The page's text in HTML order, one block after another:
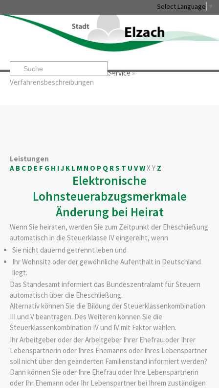
Select Language
Startseite» »Service»
Verfahrensbeschreibungen
Leben & Erleben Rathaus & Service
Leistungen
A B C D E F G H IJ K L M N O P Q RS T U VWXY Z
Elektronische
Lohnsteuerabzugsmerkmale
Änderung bei Heirat
Wenn Sie heiraten, werden Sie zum Zeitpunkt der Eheschließung
automatisch in die Steuerklasse IV eingereiht, wenn
Sie nicht dauernd getrennt leben und
Ihr Wohnsitz oder der gewöhnliche Aufenthalt in Deutschland
liegt.
Das Standesamt informiert das Bundeszentralamt für Steuern
automatisch über die Eheschließung.
Alternativ können Sie die Bildung der Steuerklassenkombination
III und V beantragen. Des Weiteren können Sie die
Steuerklassenkombination IV und IV mit Faktor wählen.
Ihr Arbeitgeber oder der Arbeitgeber Ihrer Ehefrau oder Ihrer
Lebenspartnerin oder Ihres Ehemanns oder Ihres Lebenspartner
soll nicht über den geänderten Familienstand informiert werden?
Dann können Sie oder Ihre Ehefrau oder Ihre Lebenspartnerin
oder Ihr Ehemann oder Ihr Lebenspartner bei Ihrem zuständigen